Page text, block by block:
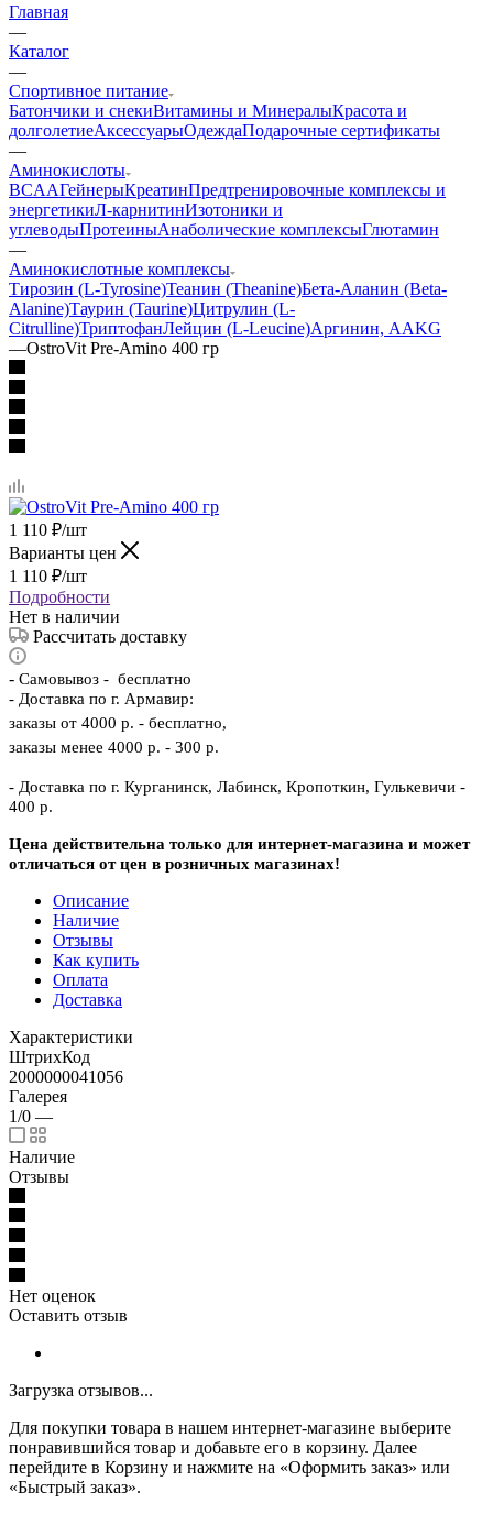
Главная
—
Каталог
—
Спортивное питание
Батончики и снекиВитамины и МинералыКрасота и
долголетиеАксессуарыОдеждаПодарочные сертификаты
—
Аминокислоты
BCAAГейнерыКреатинПредтренировочные комплексы и
энергетикиЛ-карнитинИзотоники и
углеводыПротеиныАнаболические комплексыГлютамин
—
Аминокислотные комплексы
Тирозин (L-Tyrosine)Теанин (Theanine)Бета-Аланин (Beta-
Alanine)Таурин (Taurine)Цитрулин (L-
Citrulline)ТриптофанЛейцин (L-Leucine)Аргинин, AAKG
—OstroVit Pre-Amino 400 гр
1 110 ₽/шт
Варианты цен
1 110 ₽/шт
Подробности
Нет в наличии
Рассчитать доставку
- Самовывоз - бесплатно
- Доставка по г. Армавир:
заказы от 4000 р. - бесплатно,
заказы менее 4000 р. - 300 р.
- Доставка по г. Курганинск, Лабинск, Кропоткин, Гулькевичи -
400 р.
Цена действительна только для интернет-магазина и может
отличаться от цен в розничных магазинах!
Описание
Наличие
Отзывы
Как купить
Оплата
Доставка
Характеристики
ШтрихКод
2000000041056
Галерея
1/0 —
Наличие
Отзывы
Нет оценок
Оставить отзыв
Загрузка отзывов...
Для покупки товара в нашем интернет-магазине выберите
понравившийся товар и добавьте его в корзину. Далее
перейдите в Корзину и нажмите на «Оформить заказ» или
«Быстрый заказ».